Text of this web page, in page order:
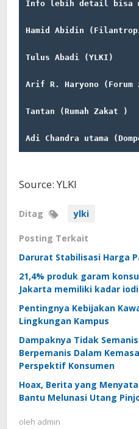
Info lebih detail bisa
Hamid Abidin
Tulus Abadi (YLKI)
Arif R. Haryono
Tantan (Rumah Zakat )
Adi Chandra utama
Source: YLKI
Ditag ylki
Posting Terkait
Darurat Stabilisasi Harga
21,4% produk garam
Jakarta memiliki kadar
Pentingnya Kebijakan
Lingkungan Kampus
Dampaknya Tidak
Berpemanis Dalam
Perspektif Konsumen
Hoax, Berita yang
Bantu Melunasi Utang
oleh admin